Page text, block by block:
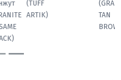
(GRANITE
BELLA
WHITE)
кунжут
(GRANITE
SESAME